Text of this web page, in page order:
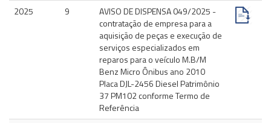
2025
9
AVISO DE DISPENSA 049/2025 -
contratação de empresa para a
aquisição de peças e execução de
serviços especializados em
reparos para o veículo M.B/M
Benz Micro Ônibus ano 2010
Placa DJL-2456 Diesel Patrimônio
37 PM102 conforme Termo de
Referência